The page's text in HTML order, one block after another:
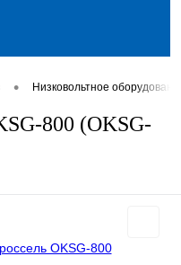
• Низковольтное
800 (OKSG-